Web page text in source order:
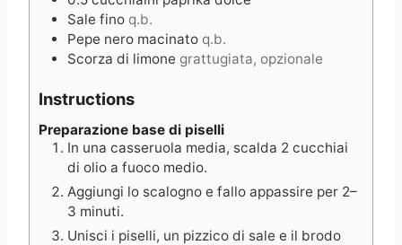
Sale fino q.b.
Pepe nero macinato q.b.
Scorza di limone grattugiata, opzionale
Instructions
Preparazione base di piselli
In una casseruola media, scalda 2 cucchiai
di olio a fuoco medio.
Aggiungi lo scalogno e fallo appassire per 2–
3 minuti.
Unisci i piselli, un pizzico di sale e il brodo